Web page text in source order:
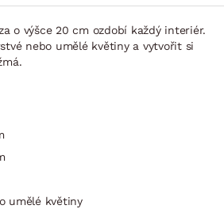
o výšce 20 cm ozdobí každý interiér.
nebo umělé květiny a vytvořit si
umělé květiny